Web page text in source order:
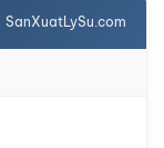
SanXuatLySu.com